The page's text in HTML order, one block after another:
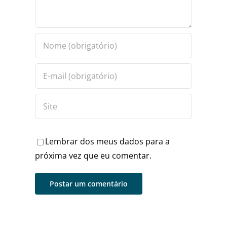
Lembrar dos meus dados para a
próxima vez que eu comentar.